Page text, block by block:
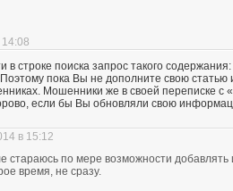
в строке поиска запрос такого
пока Вы не дополните свою
Мошенники же в своей переписке с
если бы Вы обновляли свою
в 15:12
стараюсь по мере возможности
время, не сразу.